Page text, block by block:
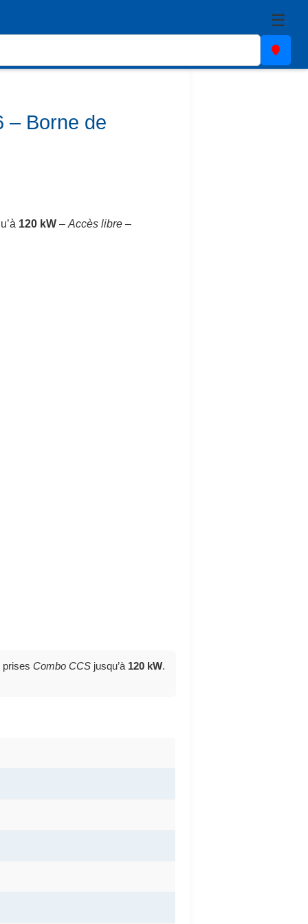
☰
– Borne de
120 kW – Accès libre –
Combo CCS jusqu’à 120 kW.